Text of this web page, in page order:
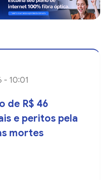
- 10:01
de R$ 46
e peritos pela
mortes